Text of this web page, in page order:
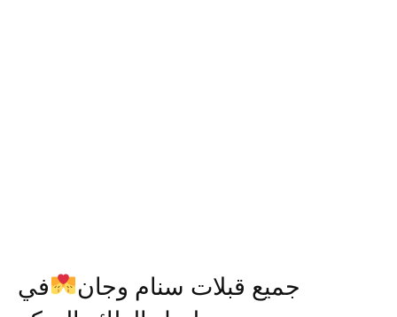
جميع قبلات سنام وجان
في